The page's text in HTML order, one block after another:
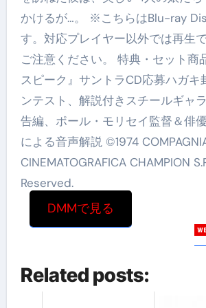
かけるが…。 ※こちらはBlu-ray
す。対応プレイヤー以外では再生
ご注意ください。 特典・セット商
スピーク』サントラCD応募ハガキ
ンテスト、解説付きスチールギャ
告編、ポール・モリセイ監督＆俳
による音声解説 ©1974
CINEMATOGRAFICA CHAMPION
Reserved.
DMMで見る
Related posts: